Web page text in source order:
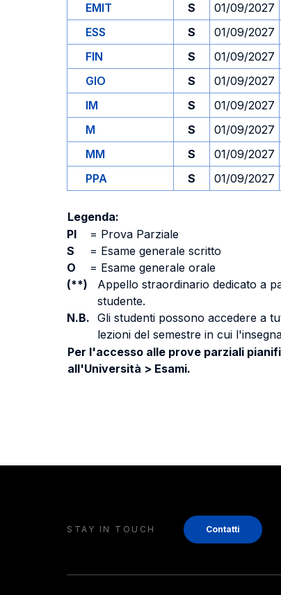
EMIT
S 01/09/2027
ESS
S 01/09/2027
FIN
S 01/09/2027
GIO
S 01/09/2027
IM
S 01/09/2027
M
S 01/09/2027
MM
S 01/09/2027
PPA
S 01/09/2027
Legenda:
PI
= Prova Parziale
S
= Esame generale scritto
O
= Esame generale orale
(**)
Appello straordinario dedicato a
studente.
N.B. Gli studenti possono accedere a
lezioni del semestre in cui
Per l'accesso alle prove parziali
all'Università > Esami.
STAY IN TOUCH Contatti